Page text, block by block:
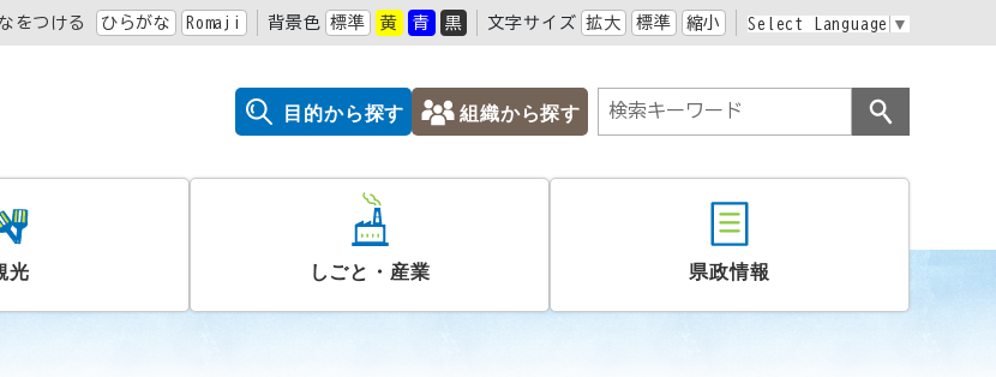
をつける ひらがな Romaji 背景色 標準 黄 青 黒 文字サイズ 拡大 標準 縮小 Select Language ▼
目的から探す 組織から探す
光 しごと・産業 県政情報